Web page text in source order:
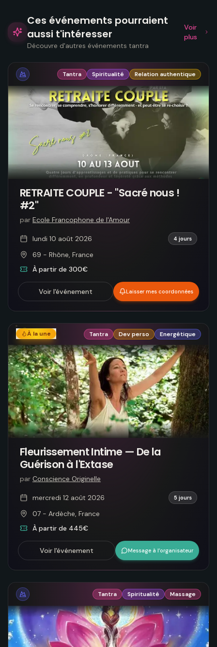
Ces événements pourraient
aussi t'intéresser
Découvre d'autres événements tantra
Voir
plus
Tantra Spiritualité Relation authentique
RETRAITE COUPLE - "Sacré nous !
#2"
par Ecole Francophone de l'Amour
lundi 10 août 2026 4 jours
69 - Rhône, France
À partir de 300€
Voir l'événement Laisser mes coordonnées
À la une Tantra Dev perso Energétique
Fleurissement Intime — De la
Guérison à l'Extase
par Conscience Originelle
mercredi 12 août 2026 5 jours
07 - Ardèche, France
À partir de 445€
Voir l'événement Message à l’organisateur
Tantra Spiritualité Massage